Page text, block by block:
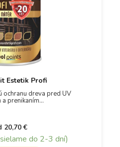
Estetik Profi
ochranu dreva pred UV
a prenikaním…
20,70€
do 2-3 dní)